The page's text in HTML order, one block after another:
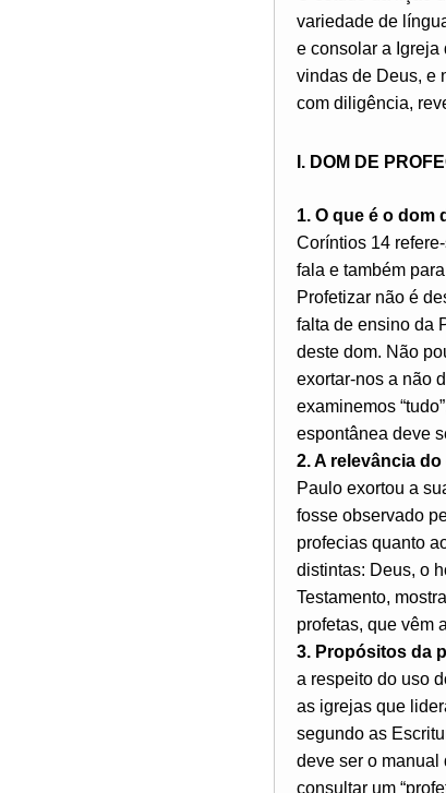
variedade de
e consolar a Igreja
vindas de Deus, e
com diligência,
I. DOM DE
1. O que é o dom
Coríntios 14
fala e também
Profetizar não é
falta de ensino da
deste dom. Não
exortar-nos a não
examinemos
espontânea deve
2. A relevância
Paulo exortou a
fosse observado
profecias quanto
distintas: Deus, o
Testamento,
profetas, que vêm
3. Propósitos da
a respeito do uso
as igrejas que
segundo as
deve ser o manual
consultar um